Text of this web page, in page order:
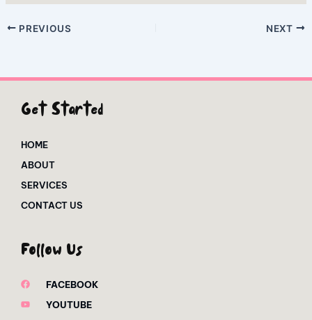
PREVIOUS NEXT
Get Started
HOME
ABOUT
SERVICES
CONTACT US
Follow Us
FACEBOOK
YOUTUBE